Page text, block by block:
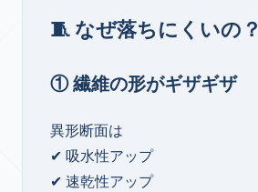
🧵 なぜ落ちにくいの？
① 繊維の形がギザギザ
異形断面は
✔ 吸水性アップ
✔ 速乾性アップ